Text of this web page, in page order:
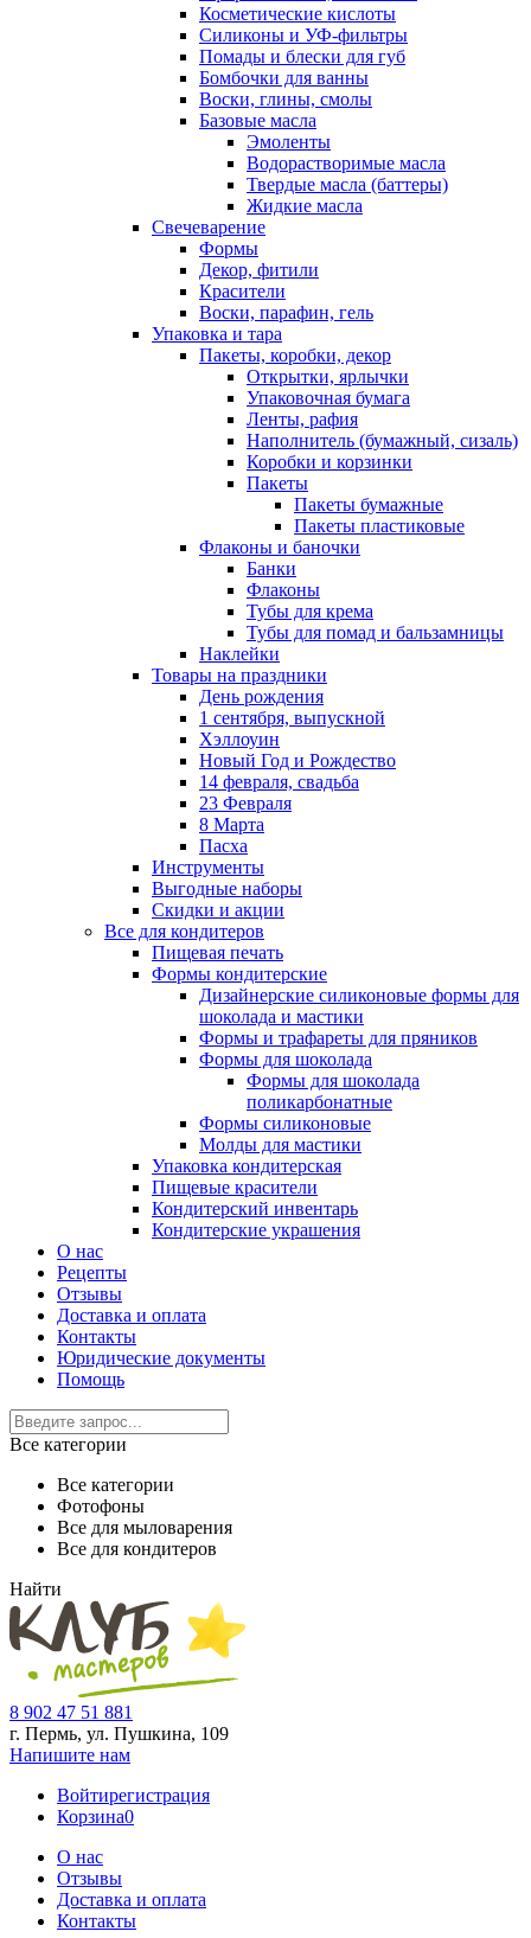
Косметические кислоты
Силиконы и УФ-фильтры
Помады и блески для губ
Бомбочки для ванны
Воски, глины, смолы
Базовые масла
Эмоленты
Водорастворимые масла
Твердые масла (баттеры)
Жидкие масла
Свечеварение
Формы
Декор, фитили
Красители
Воски, парафин, гель
Упаковка и тара
Пакеты, коробки, декор
Открытки, ярлычки
Упаковочная бумага
Ленты, рафия
Наполнитель (бумажный, сизаль)
Коробки и корзинки
Пакеты
Пакеты бумажные
Пакеты пластиковые
Флаконы и баночки
Банки
Флаконы
Тубы для крема
Тубы для помад и бальзамницы
Наклейки
Товары на праздники
День рождения
1 сентября, выпускной
Хэллоуин
Новый Год и Рождество
14 февраля, свадьба
23 Февраля
8 Марта
Пасха
Инструменты
Выгодные наборы
Скидки и акции
Все для кондитеров
Пищевая печать
Формы кондитерские
Дизайнерские силиконовые формы для
шоколада и мастики
Формы и трафареты для пряников
Формы для шоколада
Формы для шоколада
поликарбонатные
Формы силиконовые
Молды для мастики
Упаковка кондитерская
Пищевые красители
Кондитерский инвентарь
Кондитерские украшения
О нас
Рецепты
Отзывы
Доставка и оплата
Контакты
Юридические документы
Помощь
Все категории
Все категории
Фотофоны
Все для мыловарения
Все для кондитеров
Найти
8 902 47 51 881
г. Пермь, ул. Пушкина, 109
Напишите нам
Войтирегистрация
Корзина0
О нас
Отзывы
Доставка и оплата
Контакты